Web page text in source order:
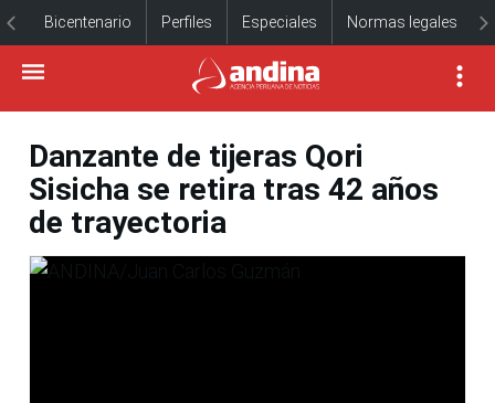
Bicentenario Perfiles Especiales Normas legales
Danzante de tijeras Qori
Sisicha se retira tras 42 años
de trayectoria